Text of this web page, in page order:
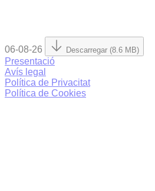
06-08-26 Descarregar (8.6 MB)
Presentació
Avís legal
Política de Privacitat
Política de Cookies